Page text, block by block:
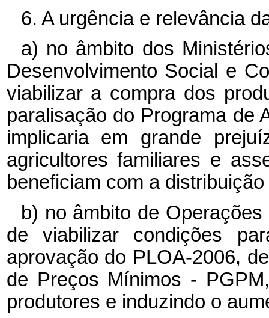
6. A urgência e relevância
a) no âmbito dos
Desenvolvimento Social e
viabilizar a compra dos
paralisação do Programa de
implicaria em grande
agricultores familiares e
beneficiam com a
b) no âmbito de
de viabilizar condições
aprovação do PLOA-2006,
de Preços Mínimos -
produtores e induzindo o